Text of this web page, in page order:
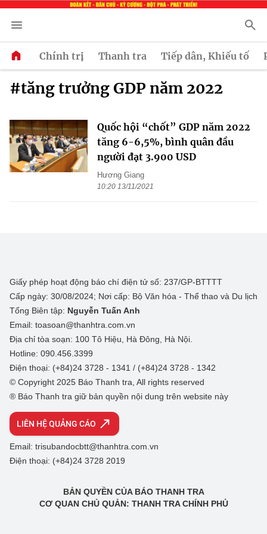
Chính trị Thanh tra Tiếp dân, Khiếu tố
#tăng trưởng GDP năm 2022
Quốc hội “chốt” GDP năm 2022
tăng 6-6,5%, bình quân đầu
người đạt 3.900 USD
Hương Giang
10:20 13/11/2021
Giấy phép hoạt động báo chí điện tử số: 237/GP-BTTTT
Cấp ngày: 30/08/2024; Nơi cấp: Bộ Văn hóa - Thể thao và Du lịch
Tổng Biên tập: Nguyễn Tuấn Anh
Email: toasoan@thanhtra.com.vn
Địa chỉ tòa soạn: 100 Tô Hiệu, Hà Đông, Hà Nội.
Hotline: 090.456.3399
Điện thoại: (+84)24 3728 - 1341 / (+84)24 3728 - 1342
© Copyright 2025 Báo Thanh tra, All rights reserved
® Báo Thanh tra giữ bản quyền nội dung trên website này
LIÊN HỆ QUẢNG CÁO
Email: trisubandocbtt@thanhtra.com.vn
Điện thoại: (+84)24 3728 2019
BẢN QUYỀN CỦA BÁO THANH TRA
CƠ QUAN CHỦ QUẢN: THANH TRA CHÍNH PHỦ